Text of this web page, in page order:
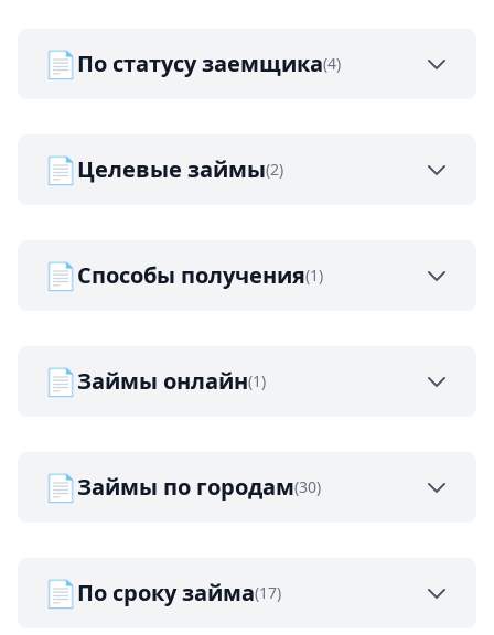
📄По статусу заемщика(4)
📄Целевые займы(2)
📄Способы получения(1)
📄Займы онлайн(1)
📄Займы по городам(30)
📄По сроку займа(17)